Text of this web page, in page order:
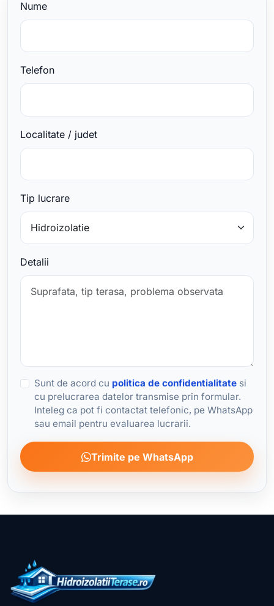
Nume
Telefon
Localitate / judet
Tip lucrare
Detalii
Sunt de acord cu politica de confidentialitatesi
cu prelucrarea datelor transmise prin formular.
Inteleg ca pot fi contactat telefonic, pe WhatsApp
sau email pentru evaluarea lucrarii.
Trimite pe WhatsApp